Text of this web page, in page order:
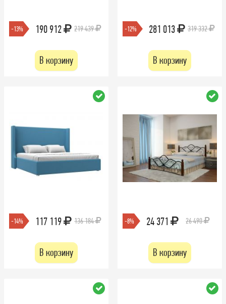
-13% 190 912 219 439
В корзину
-12% 281 013 319 332
В корзину
-14% 117 119 136 184
В корзину
-8% 24 371 26 490
В корзину